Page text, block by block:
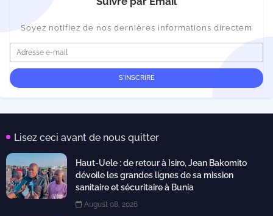
Soyez notifiez de nos dernières informations directem
Lisez ceci avant de nous quitter
Haut-Uele : de retour à Isiro, Jean Bakomito
dévoile les grandes lignes de sa mission
sanitaire et sécuritaire à Bunia
August 08, 2026